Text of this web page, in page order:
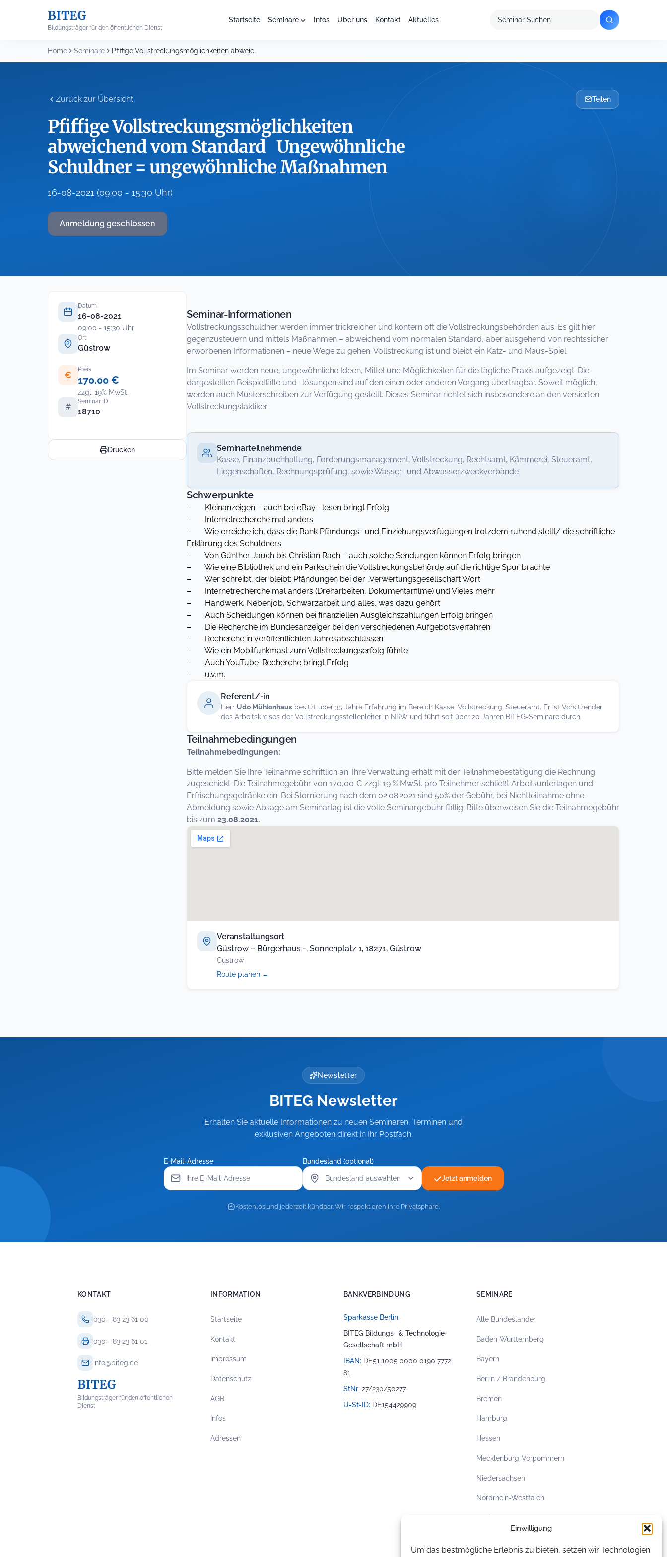
Einwilligung
Um das bestmögliche Erlebnis zu bieten, setzen wir Technologien
BITEG
Bildungsträger für den öffentlichen Dienst
Startseite Seminare Infos Über uns Kontakt Aktuelles
Seminar
Home Seminare Pfiffige Vollstreckungsmöglichkeiten abweichend vom Standard Ungewöhnliche Schuldner...
Zurück zur Übersicht Teilen
Pfiffige Vollstreckungsmöglichkeiten
abweichend vom Standard Ungewöhnliche
Schuldner = ungewöhnliche Maßnahmen
16-08-2021 (09:00 - 15:30 Uhr)
Anmeldung geschlossen
Datum
16-08-2021
09:00 - 15:30 Uhr
Ort
Güstrow
€
Preis
170.00 €
zzgl. 19% MwSt.
#
Seminar ID
18710
Drucken
Seminar-Informationen
Vollstreckungsschuldner werden immer trickreicher und kontern oft die Vollstreckungsbehörden aus. Es gilt hier
gegenzusteuern und mittels Maßnahmen – abweichend vom normalen Standard, aber ausgehend von rechtssicher
erworbenen Informationen – neue Wege zu gehen. Vollstreckung ist und bleibt ein Katz- und Maus-Spiel.
Im Seminar werden neue, ungewöhnliche Ideen, Mittel und Möglichkeiten für die tägliche Praxis aufgezeigt. Die
dargestellten Beispielfälle und -lösungen sind auf den einen oder anderen Vorgang übertragbar. Soweit möglich,
werden auch Musterschreiben zur Verfügung gestellt. Dieses Seminar richtet sich insbesondere an den versierten
Vollstreckungstaktiker.
Seminarteilnehmende
Kasse, Finanzbuchhaltung, Forderungsmanagement, Vollstreckung, Rechtsamt, Kämmerei, Steueramt,
Liegenschaften, Rechnungsprüfung, sowie Wasser- und Abwasserzweckverbände
Schwerpunkte
– Kleinanzeigen – auch bei eBay– lesen bringt Erfolg
– Internetrecherche mal anders
– Wie erreiche ich, dass die Bank Pfändungs- und Einziehungsverfügungen trotzdem ruhend stellt/ die schriftliche
Erklärung des Schuldners
– Von Günther Jauch bis Christian Rach – auch solche Sendungen können Erfolg bringen
– Wie eine Bibliothek und ein Parkschein die Vollstreckungsbehörde auf die richtige Spur brachte
– Wer schreibt, der bleibt: Pfändungen bei der „Verwertungsgesellschaft Wort“
– Internetrecherche mal anders (Dreharbeiten, Dokumentarfilme) und Vieles mehr
– Handwerk, Nebenjob, Schwarzarbeit und alles, was dazu gehört
– Auch Scheidungen können bei finanziellen Ausgleichszahlungen Erfolg bringen
– Die Recherche im Bundesanzeiger bei den verschiedenen Aufgebotsverfahren
– Recherche in veröffentlichten Jahresabschlüssen
– Wie ein Mobilfunkmast zum Vollstreckungserfolg führte
– Auch YouTube-Recherche bringt Erfolg
– u.v.m.
Referent/-in
Herr Udo Mühlenhaus besitzt über 35 Jahre Erfahrung im Bereich Kasse, Vollstreckung, Steueramt. Er ist Vorsitzender
des Arbeitskreises der Vollstreckungsstellenleiter in NRW und führt seit über 20 Jahren BITEG-Seminare durch.
Teilnahmebedingungen
Teilnahmebedingungen:
Bitte melden Sie Ihre Teilnahme schriftlich an. Ihre Verwaltung erhält mit der Teilnahmebestätigung die Rechnung
zugeschickt. Die Teilnahmegebühr von 170,00 € zzgl. 19 % MwSt. pro Teilnehmer schließt Arbeitsunterlagen und
Erfrischungsgetränke ein. Bei Stornierung nach dem 02.08.2021 sind 50% der Gebühr, bei Nichtteilnahme ohne
Abmeldung sowie Absage am Seminartag ist die volle Seminargebühr fällig. Bitte überweisen Sie die Teilnahmegebühr
bis zum 23.08.2021.
Veranstaltungsort
Güstrow – Bürgerhaus -, Sonnenplatz 1, 18271, Güstrow
Güstrow
Route planen →
Newsletter
BITEG Newsletter
Erhalten Sie aktuelle Informationen zu neuen Seminaren, Terminen und
exklusiven Angeboten direkt in Ihr Postfach.
E-Mail-Adresse Bundesland (optional)
Jetzt anmelden
Kostenlos und jederzeit kündbar. Wir respektieren Ihre Privatsphäre.
KONTAKT
030 - 83 23 61 00
030 - 83 23 61 01
info@biteg.de
BITEG
Bildungsträger für den öffentlichen
Dienst
INFORMATION
Startseite
Kontakt
Impressum
Datenschutz
AGB
Infos
Adressen
BANKVERBINDUNG
Sparkasse Berlin
BITEG Bildungs- & Technologie-
Gesellschaft mbH
IBAN: DE51 1005 0000 0190 7772
81
StNr: 27/230/50277
U-St-ID: DE154429909
SEMINARE
Alle Bundesländer
Baden-Württemberg
Bayern
Berlin / Brandenburg
Bremen
Hamburg
Hessen
Mecklenburg-Vorpommern
Niedersachsen
Nordrhein-Westfalen